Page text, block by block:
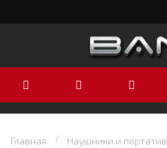
Главная
Наушники и портатив